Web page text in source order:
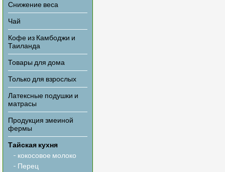
Снижение веса
Чай
Кофе из Камбоджи и
Таиланда
Товары для дома
Только для взрослых
Латексные подушки и
матрасы
Продукция змеиной
фермы
Тайская кухня
- кокосовое молоко
- Перец